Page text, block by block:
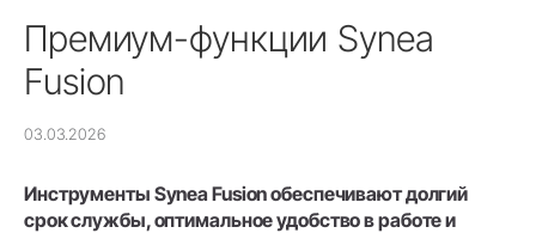
Премиум-функции Synea
Fusion
03.03.2026
Инструменты Synea Fusion обеспечивают долгий
срок службы, оптимальное удобство в работе и